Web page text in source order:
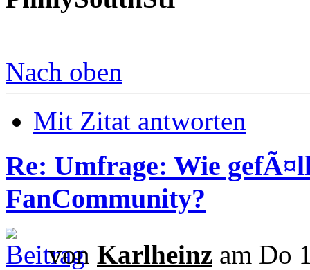
Nach oben
Mit Zitat antworten
Re: Umfrage: Wie
FanCommunity?
von Karlheinz am Do